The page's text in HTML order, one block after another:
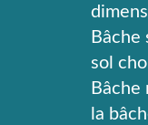
Bâche
sol
Bâche
la